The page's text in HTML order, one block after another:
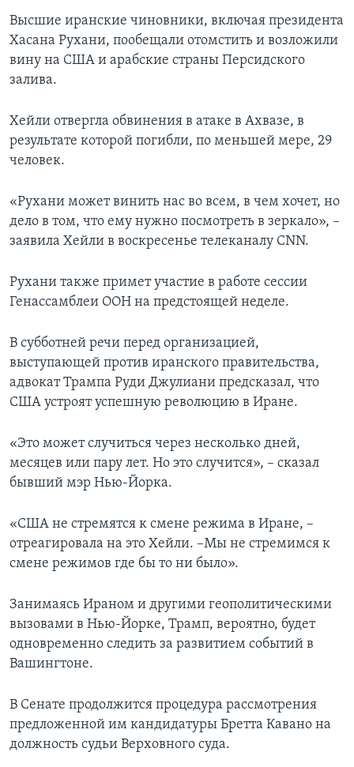
Высшие иранские чиновники, включая президента
Хасана Рухани, пообещали отомстить и возложили
вину на США и арабские страны Персидского
залива.
Хейли отвергла обвинения в атаке в Ахвазе, в
результате которой погибли, по меньшей мере, 29
человек.
«Рухани может винить нас во всем, в чем хочет, но
дело в том, что ему нужно посмотреть в зеркало», –
заявила Хейли в воскресенье телеканалу CNN.
Рухани также примет участие в работе сессии
Генассамблеи ООН на предстоящей неделе.
В субботней речи перед организацией,
выступающей против иранского правительства,
адвокат Трампа Руди Джулиани предсказал, что
США устроят успешную революцию в Иране.
«Это может случиться через несколько дней,
месяцев или пару лет. Но это случится», – сказал
бывший мэр Нью-Йорка.
«США не стремятся к смене режима в Иране, –
отреагировала на это Хейли. –Мы не стремимся к
смене режимов где бы то ни было».
Занимаясь Ираном и другими геополитическими
вызовами в Нью-Йорке, Трамп, вероятно, будет
одновременно следить за развитием событий в
Вашингтоне.
В Сенате продолжится процедура рассмотрения
предложенной им кандидатуры Бретта Кавано на
должность судьи Верховного суда.